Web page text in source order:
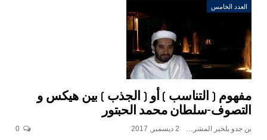
العدد الخامس
مفهوم ( التناسب ) أو ( الجذب ) بين هيكس و
التصوف-سلطان محمد الحبتور
بن جدو بلخير المشرف العام 2 ديسمبر, 2017